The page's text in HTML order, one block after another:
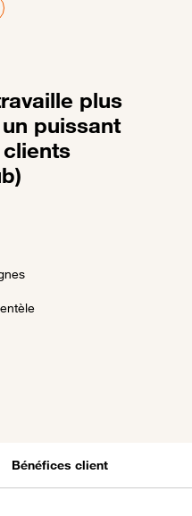
plus
puissant
Bénéfices client